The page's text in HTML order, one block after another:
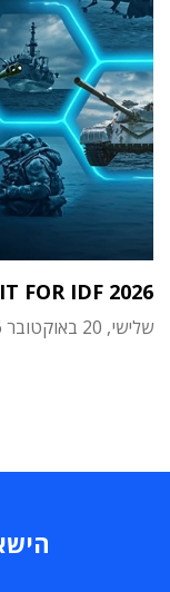
IT FOR IDF 2026
שלישי, 20 באוקטובר 2026